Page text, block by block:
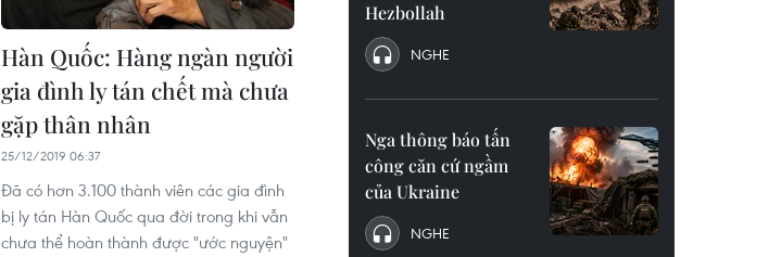
Hàn Quốc: Hàng ngàn người
gia đình ly tán chết mà chưa
gặp thân nhân
25/12/2019 06:37
Đã có hơn 3.100 thành viên các gia đình
bị ly tán Hàn Quốc qua đời trong khi vẫn
chưa thể hoàn thành được "ước nguyện"
Hezbollah
NGHE
Nga thông báo tấn
công căn cứ ngầm
của Ukraine
NGHE